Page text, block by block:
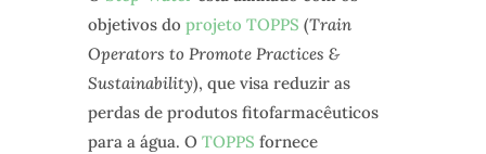
objetivos do projeto TOPPS (Train
Operators to Promote Practices &
Sustainability), que visa reduzir as
perdas de produtos fitofarmacêuticos
para a água. O TOPPS fornece